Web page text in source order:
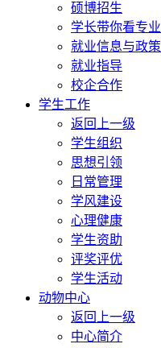
硕博招生
学长带你看专业
就业信息与政策
就业指导
校企合作
学生工作
返回上一级
学生组织
思想引领
日常管理
学风建设
心理健康
学生资助
评奖评优
学生活动
动物中心
返回上一级
中心简介